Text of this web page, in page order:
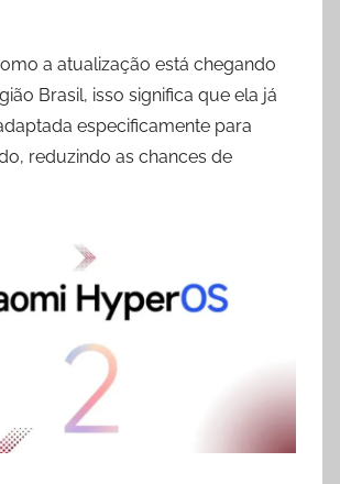
a atualização está chegando
Brasil, isso significa que ela já
especificamente para
reduzindo as chances de